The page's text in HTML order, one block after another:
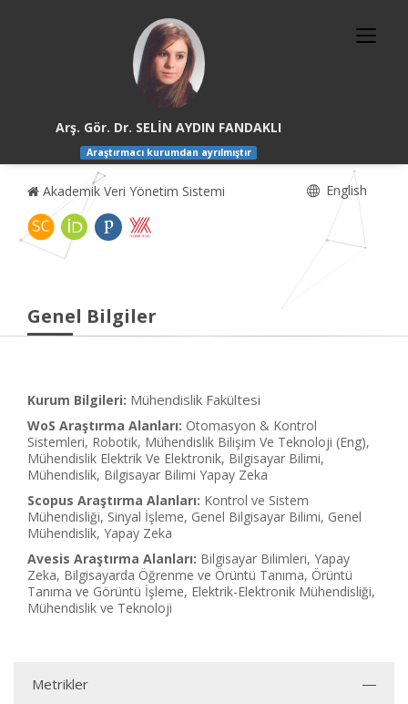
Arş. Gör. Dr. SELİN AYDIN FANDAKLI
Araştırmacı kurumdan ayrılmıştır
Akademik Veri Yönetim Sistemi English
Genel Bilgiler
Kurum Bilgileri: Mühendislik Fakültesi
WoS Araştırma Alanları: Otomasyon & Kontrol
Sistemleri, Robotik, Mühendislik Bilişim Ve Teknoloji (Eng),
Mühendislik Elektrik Ve Elektronik, Bilgisayar Bilimi,
Mühendislik, Bilgisayar Bilimi Yapay Zeka
Scopus Araştırma Alanları: Kontrol ve Sistem
Mühendisliği, Sinyal İşleme, Genel Bilgisayar Bilimi, Genel
Mühendislik, Yapay Zeka
Avesis Araştırma Alanları: Bilgisayar Bilimleri, Yapay
Zeka, Bilgisayarda Öğrenme ve Örüntü Tanıma, Örüntü
Tanıma ve Görüntü İşleme, Elektrik-Elektronik Mühendisliği,
Mühendislik ve Teknoloji
Metrikler